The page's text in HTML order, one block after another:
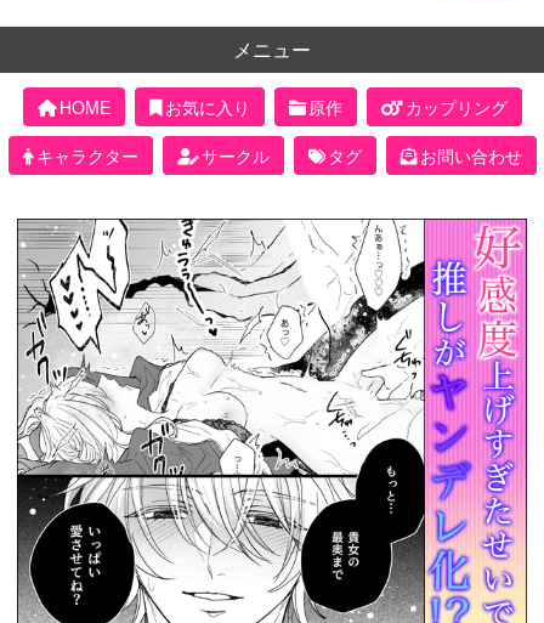
メニュー
HOME お気に入り 原作
カップリング
キャラクター
サークル タグ お問い合わせ